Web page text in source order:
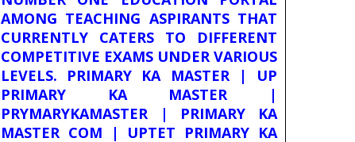
AMONG TEACHING ASPIRANTS THAT
CURRENTLY CATERS TO DIFFERENT
COMPETITIVE EXAMS UNDER VARIOUS
LEVELS. PRIMARY KA MASTER | UP
PRIMARY KA MASTER |
PRYMARYKAMASTER | PRIMARY KA
MASTER COM | UPTET PRIMARY KA